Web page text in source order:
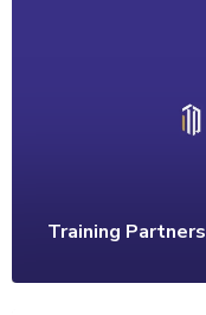
Training Partners